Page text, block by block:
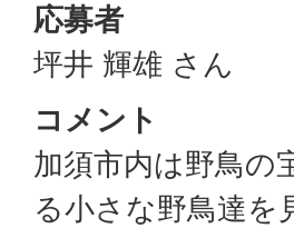
応募者
坪井 輝雄 さん
コメント
加須市内は野鳥の
る小さな野鳥達を